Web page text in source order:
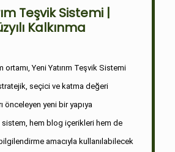
Teşvik Sistemi |
Kalkınma
ortamı, Yeni Yatırım Teşvik Sistemi
seçici ve katma değeri
önceleyen yeni bir yapıya
sistem, hem blog içerikleri hem de
amacıyla kullanılabilecek